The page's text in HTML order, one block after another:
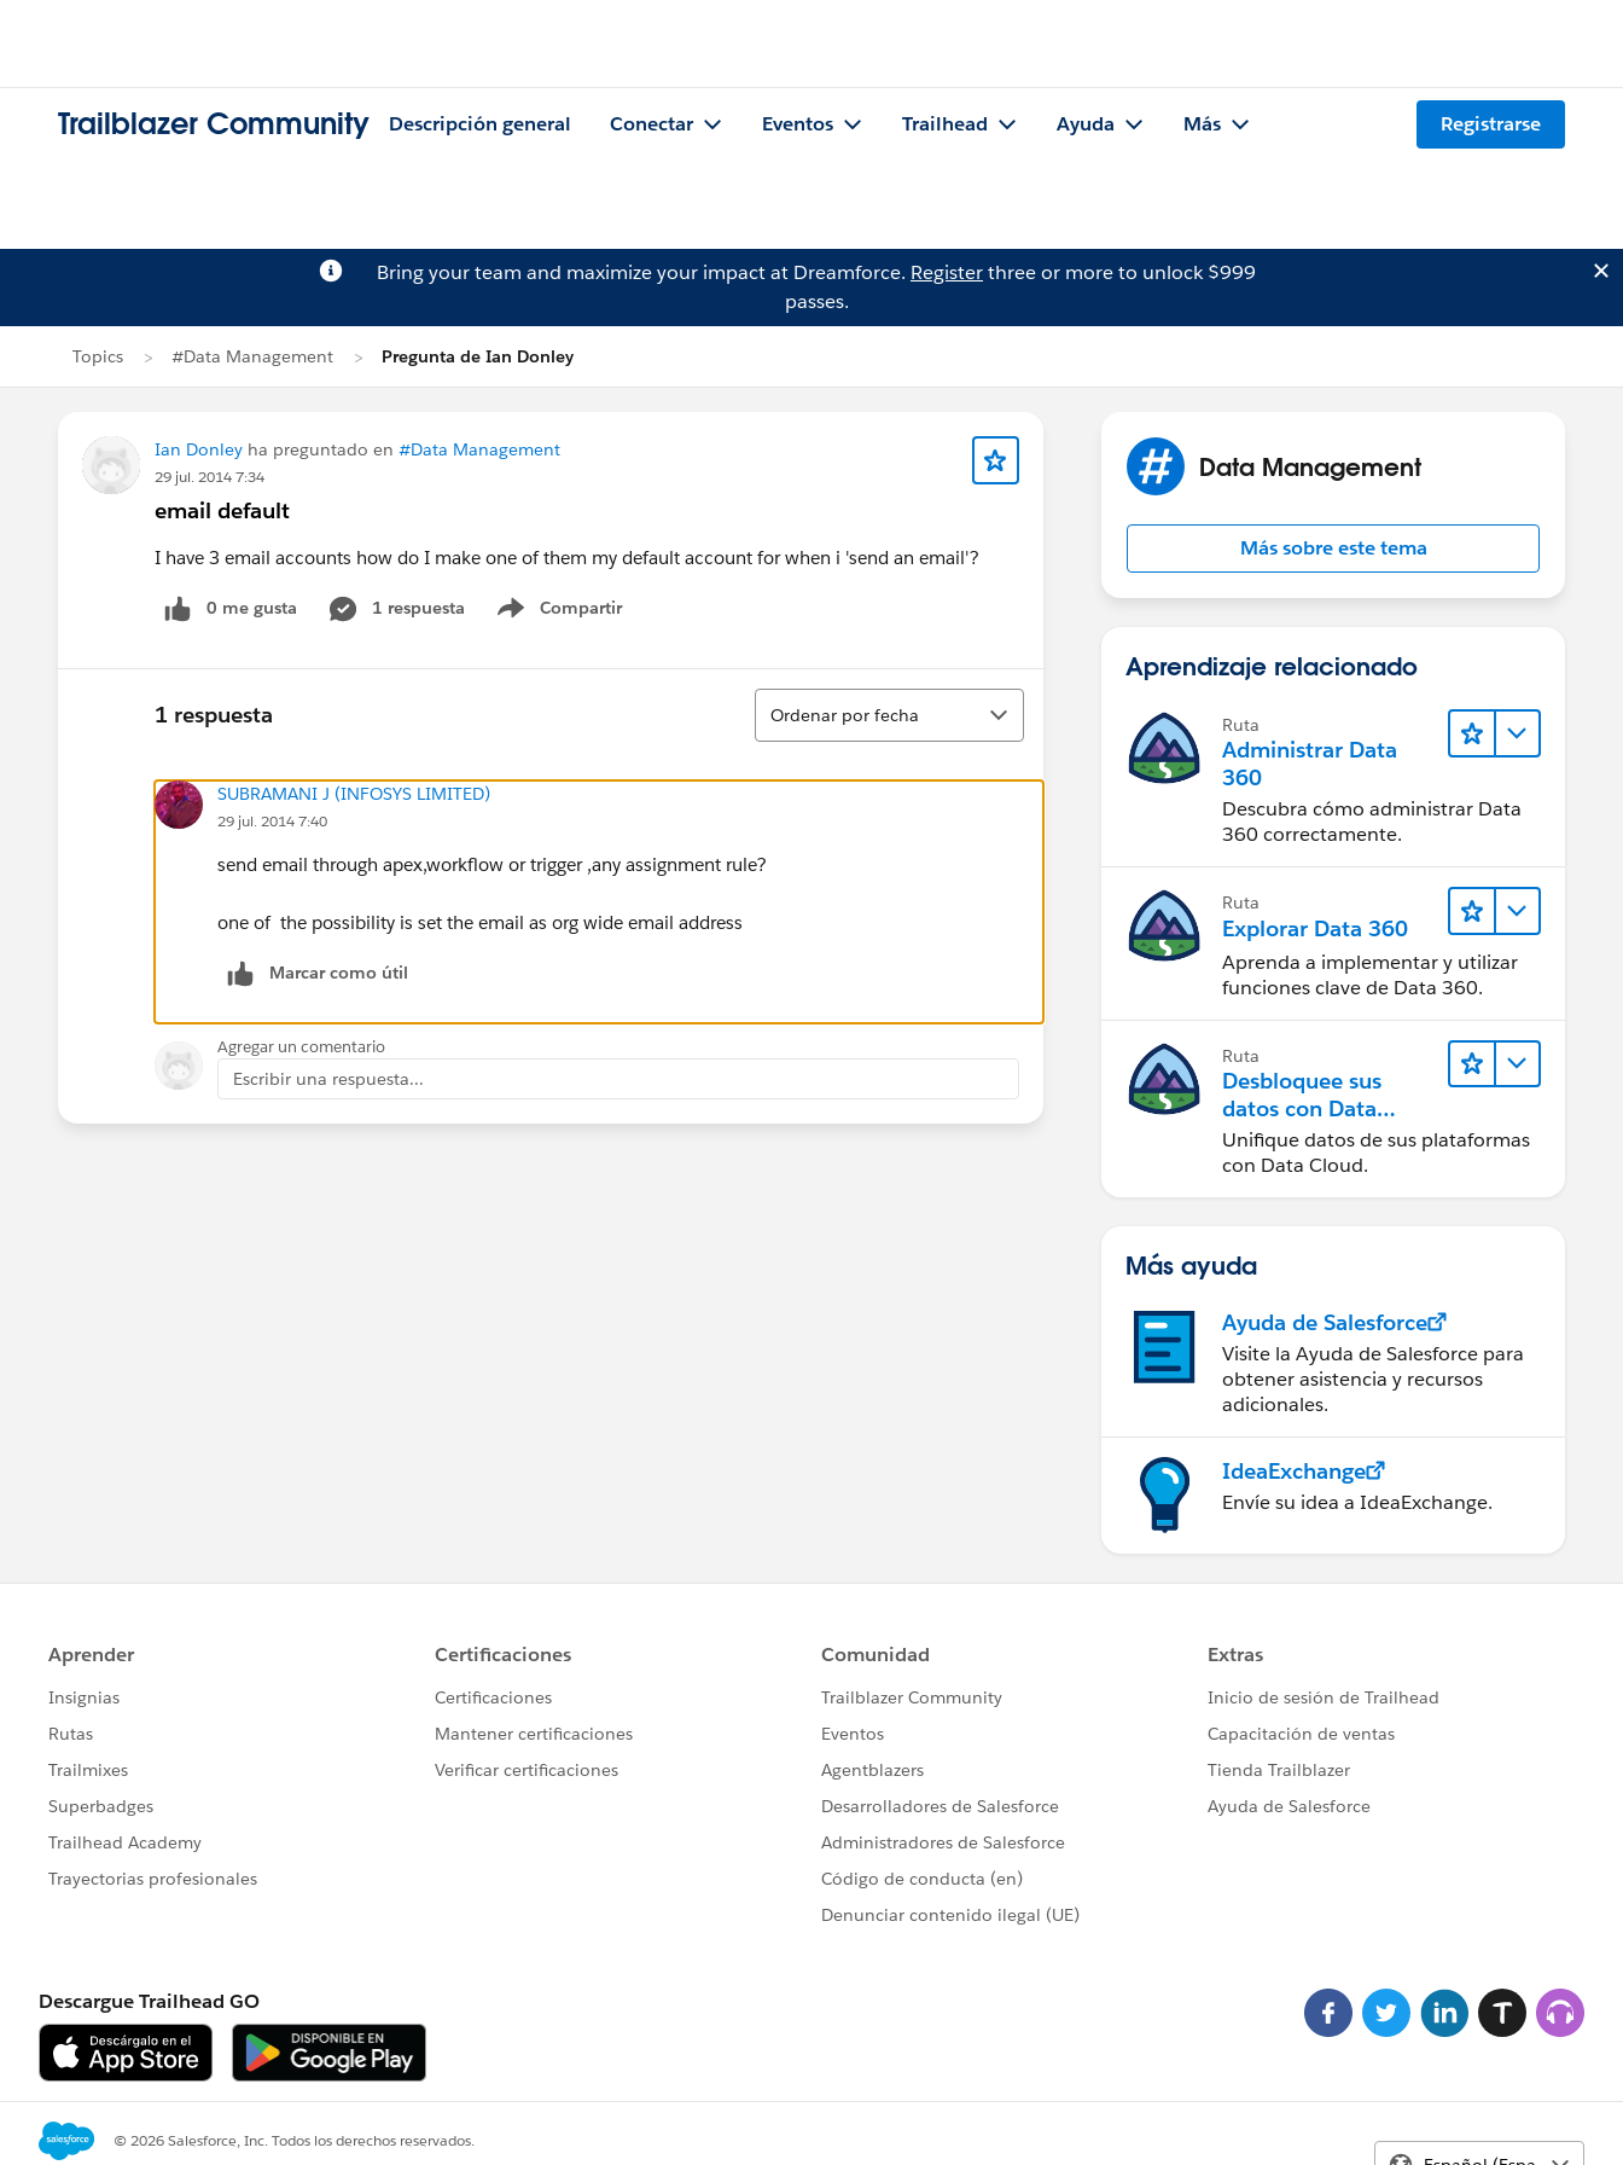
Trailblazer Community Descripción general Conectar Eventos Trailhead Ayuda Más Registrarse
Bring your team and maximize your impact at Dreamforce. Registerthree or more to unlock $999
passes.
Topics #Data Management Pregunta de Ian Donley
Ian Donley ha preguntado en #Data Management
29 jul. 2014 7:34
email default
I have 3 email accounts how do I make one of them my default account for when i 'send an email'?
0 me gusta 1 respuesta Compartir
Show menu
1 respuesta
Ordenar
Ordenar por fecha
SUBRAMANI J (INFOSYS LIMITED)
29 jul. 2014 7:40
send email through apex,workflow or trigger ,any assignment rule?
one of the possibility is set the email as org wide email address
Marcar como útil
Agregar un comentario
Escribir una respuesta...
Data Management
Más sobre este tema
Aprendizaje relacionado
Ruta
Administrar Data
360
Descubra cómo administrar Data
360 correctamente.
Ruta
Explorar Data 360
Aprenda a implementar y utilizar
funciones clave de Data 360.
Ruta
Desbloquee sus
datos con Data
Cloud
Unifique datos de sus plataformas
con Data Cloud.
Más ayuda
Ayuda de Salesforce
Visite la Ayuda de Salesforce para
obtener asistencia y recursos
adicionales.
IdeaExchange
Envíe su idea a IdeaExchange.